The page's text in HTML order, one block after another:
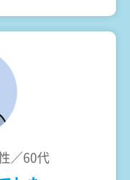
／60代